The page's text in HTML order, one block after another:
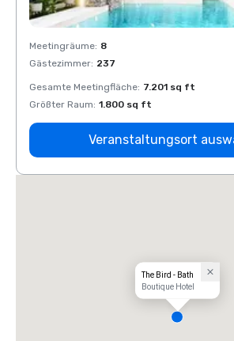
Meetingräume: 8
Gästezimmer: 237
Gesamte Meetingfläche: 7.201 sq ft
Größter Raum: 1.800 sq ft
Veranstaltungsort
The Bird - Bath
Boutique Hotel